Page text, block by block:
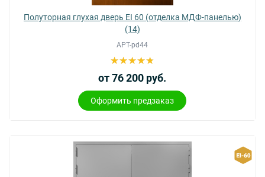
Полуторная глухая дверь EI 60 (отделка МДФ-панелью)
(14)
АРТ-pd44
от 76 200 руб.
Оформить предзаказ